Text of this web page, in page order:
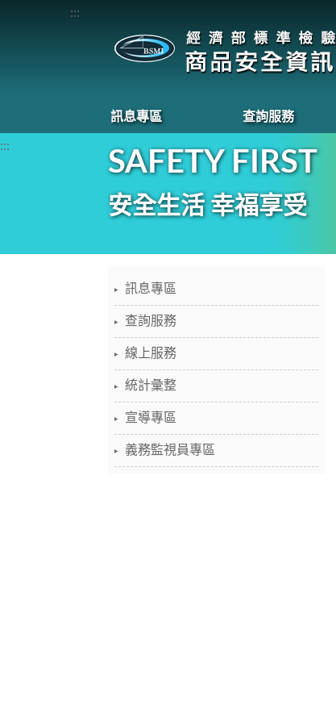
:::
訊息專區 查詢服務
:::
SAFETY FIRST
安全生活 幸福享受
訊息專區
查詢服務
線上服務
統計彙整
宣導專區
義務監視員專區